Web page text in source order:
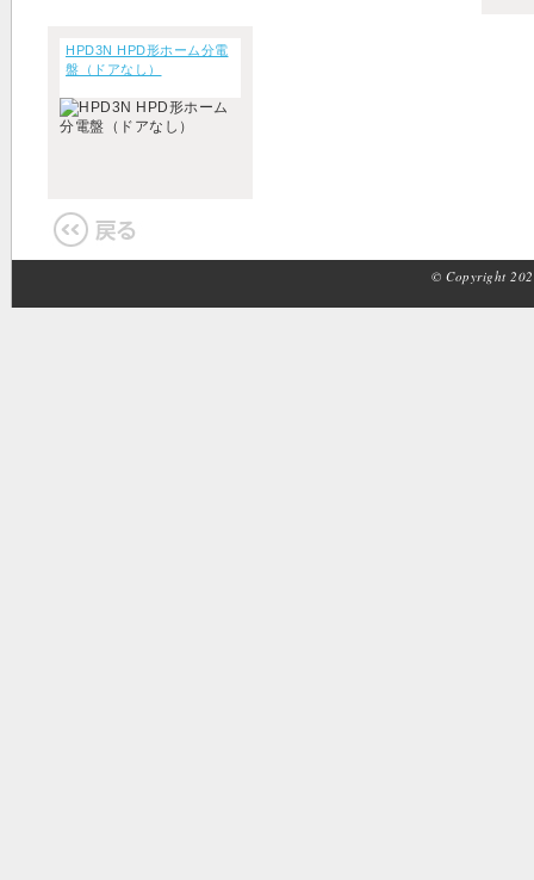
HPD3N HPD形ホーム分電
盤（ドアなし）
© Copyright